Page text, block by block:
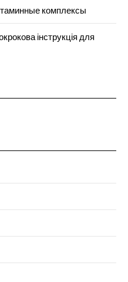
комплексы
інструкція для